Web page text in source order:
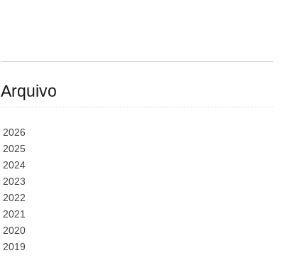
Arquivo
2026
2025
2024
2023
2022
2021
2020
2019